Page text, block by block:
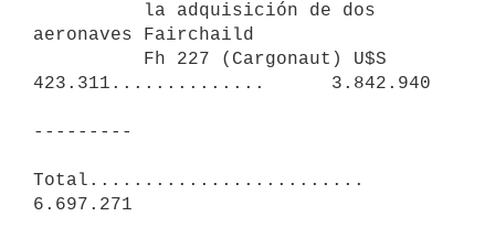
aeronaves Fairchaild
423.311..............      3.842.940
---------
Total.........................